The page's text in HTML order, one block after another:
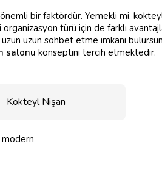
önemli bir faktördür. Yemekli mi,
organizasyon türü için de farklı
uzun sohbet etme imkanı
salonu konseptini tercih etmektedir.
Kokteyl Nişan
modern